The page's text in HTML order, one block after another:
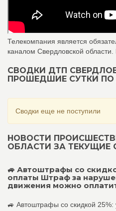
Телекомпания является
каналом Свердловской
СВОДКИ ДТП
ПРОШЕДШИЕ СУТКИ
Сводки еще не поступили
НОВОСТИ
ОБЛАСТИ ЗА ТЕКУЩИЕ
🚙 Автоштрафы со
оплаты Штраф за
движения можно
🚙 Автоштрафы со скидкой 25%: